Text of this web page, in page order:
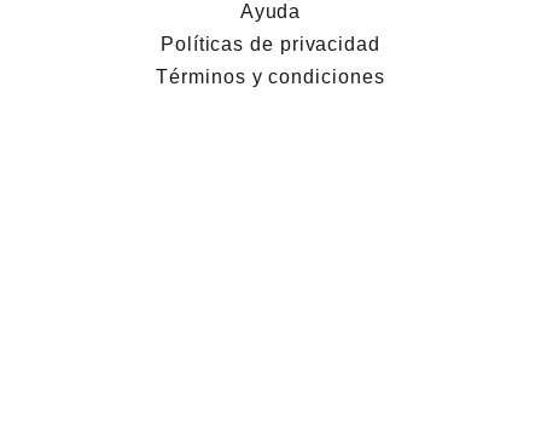
Ayuda
Políticas de privacidad
Términos y condiciones